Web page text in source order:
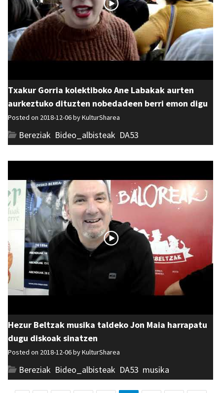
Txakur Gorria kolektiboko Ane Labakak aurten
aurkeztuko dituzten nobedadeen berri emon digu
Posted on 2018-12-06 byKulturSharea
Bereziak Bideo_albisteak DA53
Hezur Beltzak musika taldeko Jon Maia harrapatu
dugu diskoak sinatzen
Posted on 2018-12-06 byKulturSharea
Bereziak Bideo_albisteak DA53 musika